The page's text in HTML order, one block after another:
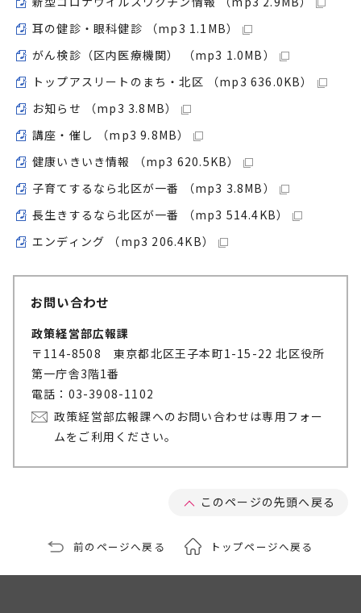
耳の健診・眼科健診 （mp3 1.1MB）
がん検診（区内医療機関） （mp3 1.0MB）
トップアスリートのまち・北区 （mp3 636.0KB）
お知らせ （mp3 3.8MB）
講座・催し （mp3 9.8MB）
健康いきいき情報 （mp3 620.5KB）
子育てするなら北区が一番 （mp3 3.8MB）
長生きするなら北区が一番 （mp3 514.4KB）
エンディング （mp3 206.4KB）
お問い合わせ
政策経営部広報課
〒114-8508 東京都北区王子本町1-15-22 北区役所
第一庁舎3階1番
電話：03-3908-1102
政策経営部広報課へのお問い合わせは専用フォー
ムをご利用ください。
このページの先頭へ戻る
前のページへ戻る トップページへ戻る